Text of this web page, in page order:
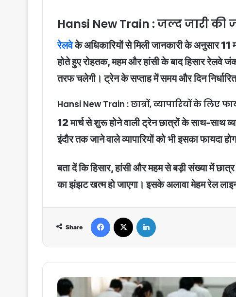
Hansi New Train : जल्द जारी की
रेलवेके अधिकारियों से मिली जानकारी के अनुसार
होते हुए रोहतक, महम और हांसी के बाद हिसार रेलवे
तरफ चलेगी। ट्रेन के सप्ताह में समय और दिन
Hansi New Train : छात्रों, व्यापारियों के लिए
12 मार्च से शुरू होने वाली ट्रेन छात्रों के साथ-साथ
इंदौर तक जाने वाले व्यापारियों को भी इसका फायदा
बता दें कि हिसार, हांसी और महम से बड़ी संख्या में
का झंझट खत्म हो जाएगा। इसके अलावा मेहम रेल
Share
Facebook
9th
11th